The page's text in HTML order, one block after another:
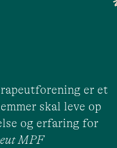
er et
skal leve op
og erfaring for
MPF